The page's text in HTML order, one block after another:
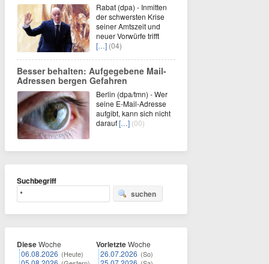
Rabat (dpa) - Inmitten
der schwersten Krise
seiner Amtszeit und
neuer Vorwürfe trifft
[…] (04)
Besser behalten: Aufgegebene Mail-
Adressen bergen Gefahren
Berlin (dpa/tmn) - Wer
seine E-Mail-Adresse
aufgibt, kann sich nicht
darauf[…] (00)
Suchbegriff
suchen
DieseWoche
06.08.2026 (Heute)
VorletzteWoche
26.07.2026 (So)